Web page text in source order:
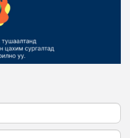
ХОРООНЫ АЖЛЫН АЛБАНЫ
ХАМГААЛАХ ЯАМАНД